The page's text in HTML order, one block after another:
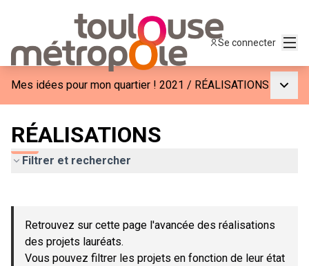
Se connecter
Mes idées pour mon quartier ! 2021 / RÉALISATIONS
RÉALISATIONS
Filtrer et rechercher
−
Retrouvez sur cette page l'avancée des réalisations
des projets lauréats.
Vous pouvez filtrer les projets en fonction de leur état